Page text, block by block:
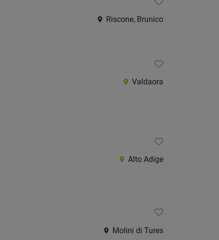
Riscone, Brunico
Valdaora
Alto Adige
Molini di Tures